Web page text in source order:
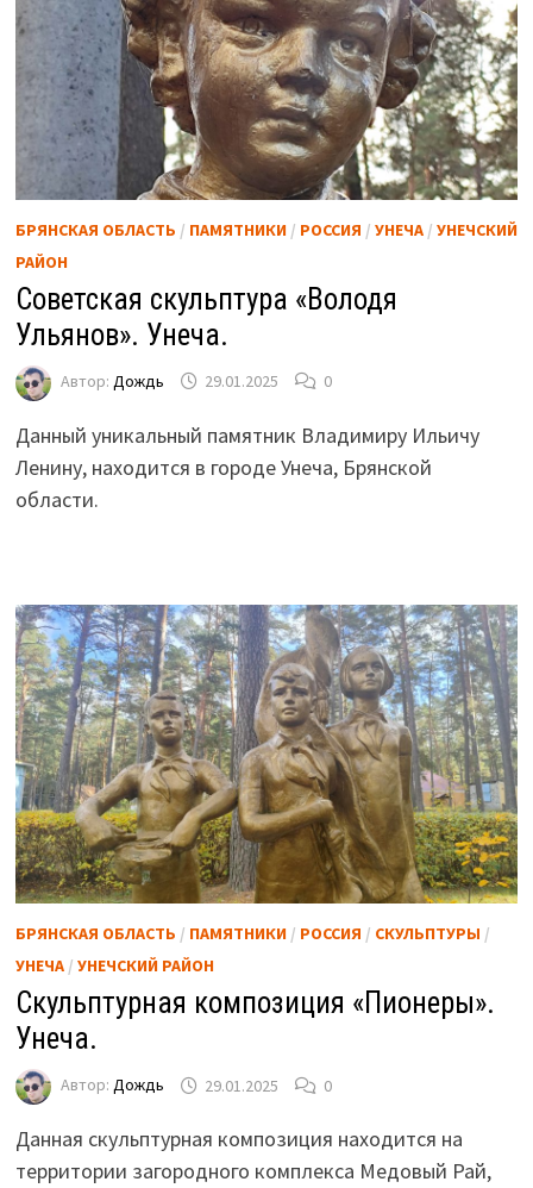
БРЯНСКАЯ ОБЛАСТЬ / ПАМЯТНИКИ/ РОССИЯ / УНЕЧА/ УНЕЧСКИЙ
РАЙОН
Советская скульптура «Володя
Ульянов». Унеча.
Автор: Дождь 29.01.2025 0
Данный уникальный памятник Владимиру Ильичу
Ленину, находится в городе Унеча, Брянской
области.
БРЯНСКАЯ ОБЛАСТЬ / ПАМЯТНИКИ/ РОССИЯ / СКУЛЬПТУРЫ /
УНЕЧА/ УНЕЧСКИЙ РАЙОН
Скульптурная композиция «Пионеры».
Унеча.
Автор: Дождь 29.01.2025 0
Данная скульптурная композиция находится на
территории загородного комплекса Медовый Рай,